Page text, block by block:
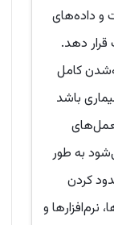
و داده‌های
دهد.
کامل
باشد
به طور
کردن
و